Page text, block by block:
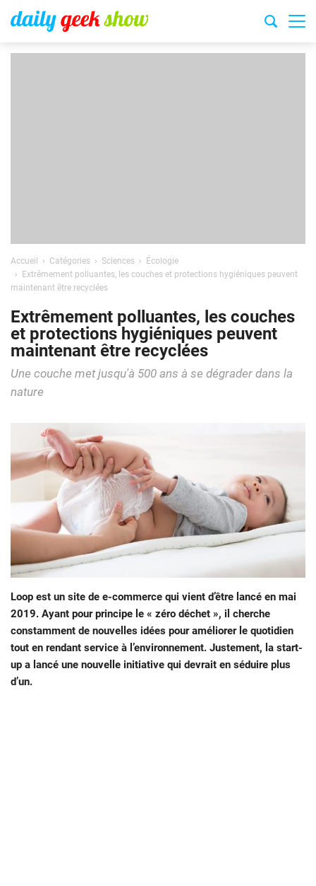
Accueil Catégories Sciences
Écologie
Extrêmement polluantes, les couches et protections hygiéniques peuvent
maintenant être recyclées
Extrêmement polluantes, les couches
et protections hygiéniques peuvent
maintenant être recyclées
Une couche met jusqu'à 500 ans à se dégrader dans la
nature
Loop est un site de e-commerce qui vient d’être lancé en mai
2019. Ayant pour principe le « zéro déchet », il cherche
constamment de nouvelles idées pour améliorer le quotidien
tout en rendant service à l’environnement. Justement, la start-
up a lancé une nouvelle initiative qui devrait en séduire plus
d’un.